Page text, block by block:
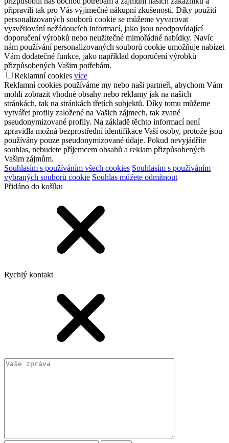
připravili tak pro Vás výjimečné nákupní zkušenosti. Díky použití
personalizovaných souborů cookie se můžeme vyvarovat
vysvětlování nežádoucích informací, jako jsou neodpovídající
doporučení výrobků nebo neužitečné mimořádné nabídky. Navíc
nám používání personalizovaných souborů cookie umožňuje nabízet
Vám dodatečné funkce, jako například doporučení výrobků
přizpůsobených Vašim potřebám.
Reklamní cookies více
Reklamní cookies používáme my nebo naši partneři, abychom Vám
mohli zobrazit vhodné obsahy nebo reklamy jak na našich
stránkách, tak na stránkách třetích subjektů. Díky tomu můžeme
vytvářet profily založené na Vašich zájmech, tak zvané
pseudonymizované profily. Na základě těchto informací není
zpravidla možná bezprostřední identifikace Vaší osoby, protože jsou
používány pouze pseudonymizované údaje. Pokud nevyjádříte
souhlas, nebudete příjemcem obsahů a reklam přizpůsobených
Vašim zájmům.
Souhlasím s používáním všech cookies Souhlasím s používáním
vybraných souborů cookie Souhlas můžete odmítnout
Přidáno do košíku
Rychlý kontakt